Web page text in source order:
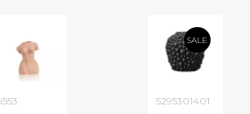
SALE
5295301401
i553